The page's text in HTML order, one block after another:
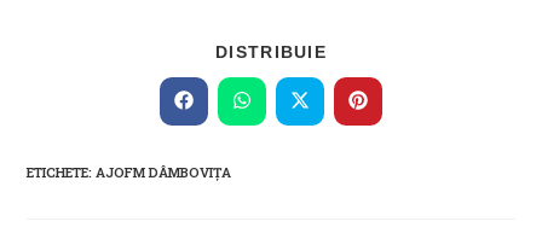
DISTRIBUIE
THIS
CONTENT
Opens
in
window
Opens
in
Opens
in
Opens
in
ETICHETE: AJOFM DÂMBOVIȚA